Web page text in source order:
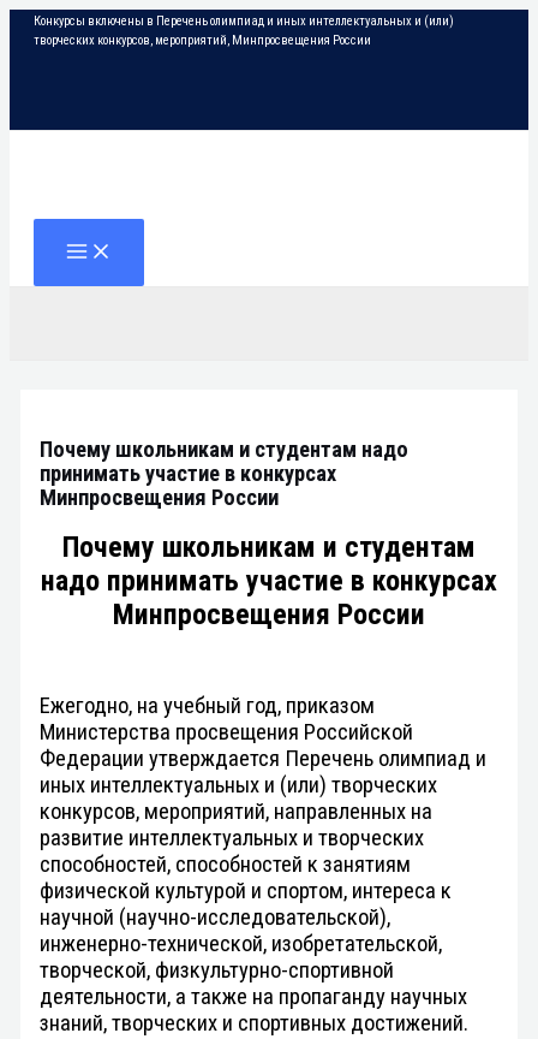
Перейти
Конкурсы включены в Перечень олимпиад и иных интеллектуальных и (или)
творческих конкурсов, мероприятий, Минпросвещения России
MAIN
MENU
Почему школьникам и студентам надо
принимать участие в конкурсах
Минпросвещения России
Почему школьникам и студентам
надо принимать участие в конкурсах
Минпросвещения России
Ежегодно, на учебный год, приказом
Министерства просвещения Российской
Федерации утверждается Перечень олимпиад и
иных интеллектуальных и (или) творческих
конкурсов, мероприятий, направленных на
развитие интеллектуальных и творческих
способностей, способностей к занятиям
физической культурой и спортом, интереса к
научной (научно-исследовательской),
инженерно-технической, изобретательской,
творческой, физкультурно-спортивной
деятельности, а также на пропаганду научных
знаний, творческих и спортивных достижений.